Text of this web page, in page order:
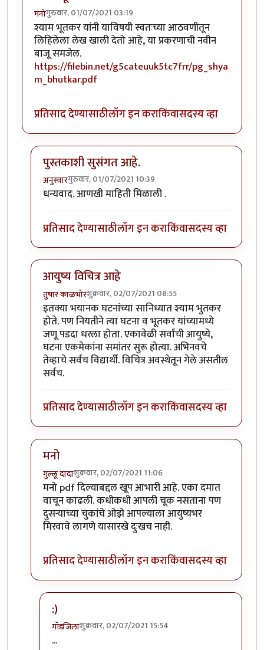
मनोगुरुवार, 01/07/2021 03:19
श्याम भूतकर यांनी याविषयी स्वतःच्या आठवणीतून
लिहिलेला लेख खाली देतो आहे, या प्रकरणाची नवीन
बाजू समजेल.
https://filebin.net/g5cateuuk5tc7frr/pg_shya
m_bhutkar.pdf
प्रतिसाद देण्यासाठीलॉग इन कराकिंवासदस्य व्हा
पुस्तकाशी सुसंगत आहे. ‌
अनुस्वारगुरुवार, 01/07/2021 10:39
In reply toश्याम भूतकर यांनी याविषयी
धन्यवाद. आणखी माहिती मिळाली ‌.
प्रतिसाद देण्यासाठीलॉग इन कराकिंवासदस्य व्हा
आयुष्य विचित्र आहे
तुषार काळभोरशुक्रवार, 02/07/2021 08:55
In reply toश्याम भूतकर यांनी याविषयीbyमनो
इतक्या भयानक घटनांच्या सानिध्यात श्याम भुतकर
होते. पण नियतीने त्या घटना व भूतकर यांच्यामध्ये
जणू पडदा धरला होता. एकावेळी सर्वांची आयुष्ये,
घटना एकमेकांना समांतर सुरू होत्या. अभिनवचे
तेव्हाचे सर्वच विद्यार्थी. विचित्र अवस्थेतून गेले असतील
सर्वच.
प्रतिसाद देण्यासाठीलॉग इन कराकिंवासदस्य व्हा
मनो
गुल्लू दादाशुक्रवार, 02/07/2021 11:06
In reply toश्याम भूतकर यांनी याविषयीbyमनो
मनो pdf दिल्याबद्दल खूप आभारी आहे. एका दमात
वाचून काढली. कधीकधी आपली चूक नसताना पण
दुसऱ्याच्या चुकांचे ओझे आपल्याला आयुष्यभर
मिरवावे लागणे यासारखे दुःखच नाही.
प्रतिसाद देण्यासाठीलॉग इन कराकिंवासदस्य व्हा
:)
गॉडजिलाशुक्रवार, 02/07/2021 15:54
In reply to
...